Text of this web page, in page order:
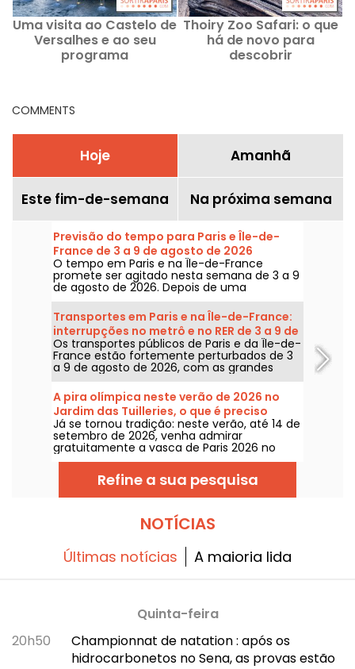
Uma visita ao Castelo de
Versalhes e ao seu
programa
Thoiry Zoo Safari: o que
há de novo para
descobrir
COMMENTS
Hoje Amanhã
Este fim-de-semana Na próxima semana
Previsão do tempo para Paris e Île-de-
France de 3 a 9 de agosto de 2026
O tempo em Paris e na Île-de-France
promete ser agitado nesta semana de 3 a 9
de agosto de 2026. Depois de uma
segunda-feira de calor extremo, com risco
de tempestades, as temperaturas vão cair
gradualmente antes do retorno de tempo
mais quente e ensolarado para o fim de
semana.
Transportes em Paris e na Île-de-France:
interrupções no metrô e no RER de 3 a 9 de
agosto de 2026
Os transportes públicos de Paris e da Île-de-
France estão fortemente perturbados de 3
a 9 de agosto de 2026, com as grandes
obras de verão que afetam gravemente
algumas linhas, segundo a RATP e a SNCF.
A pira olímpica neste verão de 2026 no
Jardim das Tuilleries, o que é preciso
saber
Já se tornou tradição: neste verão, até 14 de
setembro de 2026, venha admirar
gratuitamente a vasca de Paris 2026 no
Jardim das Tulherias.
Refine a sua pesquisa
NOTÍCIAS
Últimas notícias A maioria lida
Quinta-feira
20h50
Championnat de natation : após os
hidrocarbonetos no Sena, as provas estão